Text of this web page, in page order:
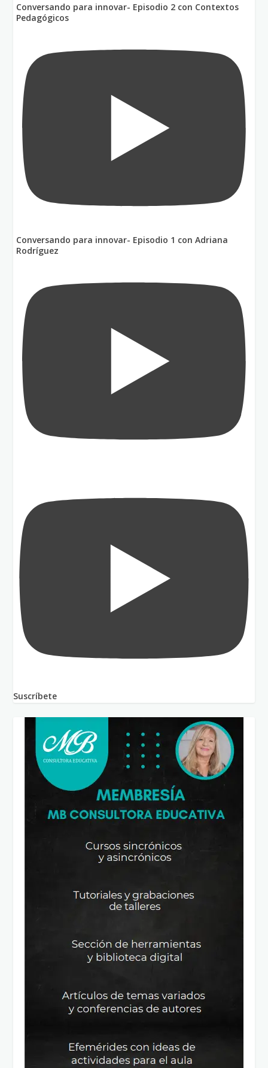
Conversando para innovar- Episodio 2 con Contextos
Pedagógicos
Conversando para innovar- Episodio 1 con Adriana
Rodríguez
Suscríbete